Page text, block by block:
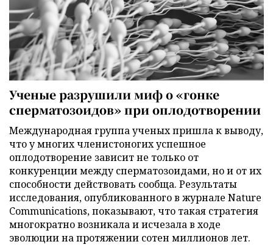
Ученые разрушили миф о «гонке
сперматозоидов» при оплодотворении
Международная группа ученых пришла к выводу,
что у многих членистоногих успешное
оплодотворение зависит не только от
конкуренции между сперматозоидами, но и от их
способности действовать сообща. Результаты
исследования, опубликованного в журнале Nature
Communications, показывают, что такая стратегия
многократно возникала и исчезала в ходе
эволюции на протяжении сотен миллионов лет.